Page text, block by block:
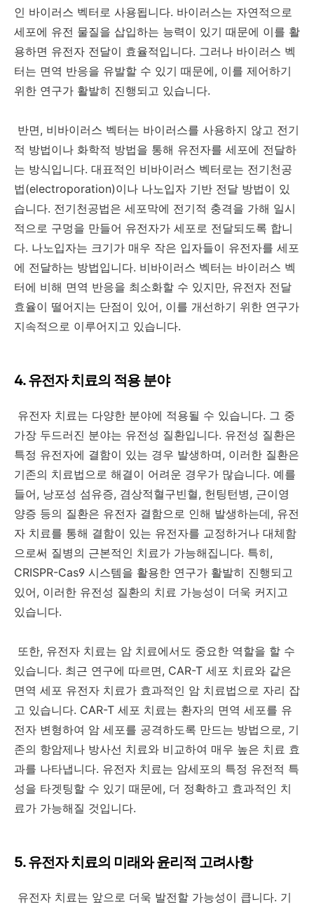
인 바이러스 벡터로 사용됩니다. 바이러스는 자연적으로
세포에 유전 물질을 삽입하는 능력이 있기 때문에 이를 활
용하면 유전자 전달이 효율적입니다. 그러나 바이러스 벡
터는 면역 반응을 유발할 수 있기 때문에, 이를 제어하기
위한 연구가 활발히 진행되고 있습니다.
반면, 비바이러스 벡터는 바이러스를 사용하지 않고 전기
적 방법이나 화학적 방법을 통해 유전자를 세포에 전달하
는 방식입니다. 대표적인 비바이러스 벡터로는 전기천공
법(electroporation)이나 나노입자 기반 전달 방법이 있
습니다. 전기천공법은 세포막에 전기적 충격을 가해 일시
적으로 구멍을 만들어 유전자가 세포로 전달되도록 합니
다. 나노입자는 크기가 매우 작은 입자들이 유전자를 세포
에 전달하는 방법입니다. 비바이러스 벡터는 바이러스 벡
터에 비해 면역 반응을 최소화할 수 있지만, 유전자 전달
효율이 떨어지는 단점이 있어, 이를 개선하기 위한 연구가
지속적으로 이루어지고 있습니다.
4. 유전자 치료의 적용 분야
유전자 치료는 다양한 분야에 적용될 수 있습니다. 그 중
가장 두드러진 분야는 유전성 질환입니다. 유전성 질환은
특정 유전자에 결함이 있는 경우 발생하며, 이러한 질환은
기존의 치료법으로 해결이 어려운 경우가 많습니다. 예를
들어, 낭포성 섬유증, 겸상적혈구빈혈, 헌팅턴병, 근이영
양증 등의 질환은 유전자 결함으로 인해 발생하는데, 유전
자 치료를 통해 결함이 있는 유전자를 교정하거나 대체함
으로써 질병의 근본적인 치료가 가능해집니다. 특히,
CRISPR-Cas9 시스템을 활용한 연구가 활발히 진행되고
있어, 이러한 유전성 질환의 치료 가능성이 더욱 커지고
있습니다.
또한, 유전자 치료는 암 치료에서도 중요한 역할을 할 수
있습니다. 최근 연구에 따르면, CAR-T 세포 치료와 같은
면역 세포 유전자 치료가 효과적인 암 치료법으로 자리 잡
고 있습니다. CAR-T 세포 치료는 환자의 면역 세포를 유
전자 변형하여 암 세포를 공격하도록 만드는 방법으로, 기
존의 항암제나 방사선 치료와 비교하여 매우 높은 치료 효
과를 나타냅니다. 유전자 치료는 암세포의 특정 유전적 특
성을 타겟팅할 수 있기 때문에, 더 정확하고 효과적인 치
료가 가능해질 것입니다.
5. 유전자 치료의 미래와 윤리적 고려사항
유전자 치료는 앞으로 더욱 발전할 가능성이 큽니다. 기